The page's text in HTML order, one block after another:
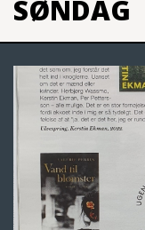
SØNDAG